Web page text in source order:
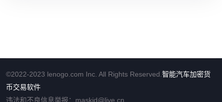
©2022-2023 lenogo.com Inc. All Rights Reserved.智能汽车加密货
币交易软件
违法和不良信息举报：maskid@live.cn